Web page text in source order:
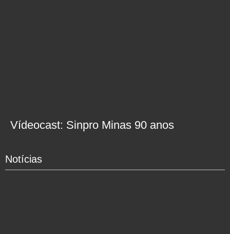
Vídeocast: Sinpro Minas 90 anos
Notícias